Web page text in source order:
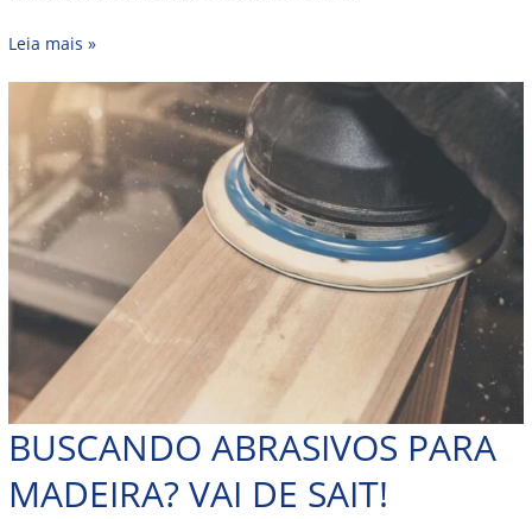
Leia mais »
BUSCANDO ABRASIVOS PARA
MADEIRA? VAI DE SAIT!